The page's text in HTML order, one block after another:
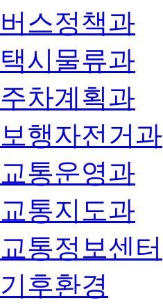
버스정책과
택시물류과
주차계획과
보행자전거과
교통운영과
교통지도과
교통정보센터
기후환경